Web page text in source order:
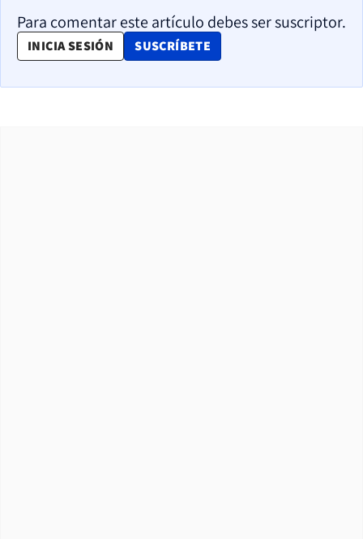
Para comentar este artículo debes ser suscriptor.
INICIA SESIÓN SUSCRÍBETE
OPENS IN NEW WINDOW